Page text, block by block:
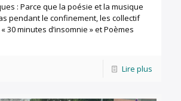
: Parce que la poésie et la musique
pendant le confinement, les collectif
30 minutes d’insomnie » et Poèmes
Lire plus